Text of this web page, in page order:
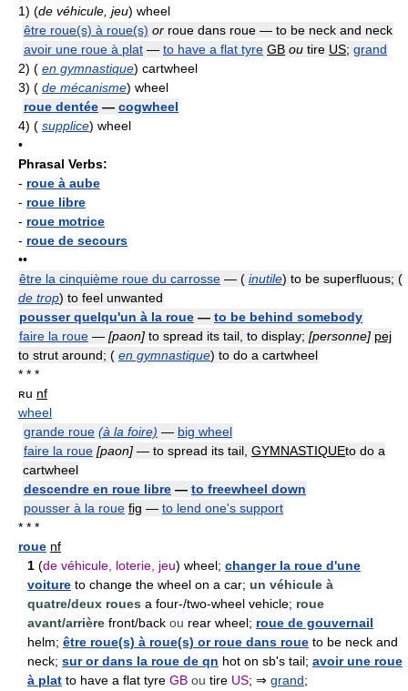
1) (de véhicule, jeu) wheel
être roue(s) à roue(s) or roue dans roue — to be neck and neck
avoir une roue à plat — to have a flat tyre GB ou tire US; grand
2) ( en gymnastique) cartwheel
3) ( de mécanisme) wheel
roue dentée — cogwheel
4) ( supplice) wheel
•
Phrasal Verbs:
- roue à aube
- roue libre
- roue motrice
- roue de secours
••
être la cinquième roue du carrosse — ( inutile) to be superfluous; (
de trop) to feel unwanted
pousser quelqu'un à la roue — to be behind somebody
faire la roue — [paon] to spread its tail, to display; [personne] pej
to strut around; ( en gymnastique) to do a cartwheel
* * *
ʀu nf
wheel
grande roue (à la foire) — big wheel
faire la roue [paon] — to spread its tail, GYMNASTIQUEto do a
cartwheel
descendre en roue libre — to freewheel down
pousser à la roue fig — to lend one's support
* * *
roue nf
1 (de véhicule, loterie, jeu) wheel; changer la roue d'une
voiture to change the wheel on a car; un véhicule à
quatre/deux roues a four-/two-wheel vehicle; roue
avant/arrière front/back ou rear wheel; roue de gouvernail
helm; être roue(s) à roue(s) or roue dans roue to be neck and
neck; sur or dans la roue de qn hot on sb's tail; avoir une roue
à plat to have a flat tyre GB ou tire US; ⇒ grand;